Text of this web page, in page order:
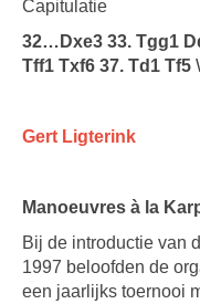
Capitulatie
32…Dxe3 33. Tgg1
Tff1 Txf6 37. Td1 Tf5
Gert Ligterink
Manoeuvres à la
Bij de introductie van
1997 beloofden de
een jaarlijks toernooi